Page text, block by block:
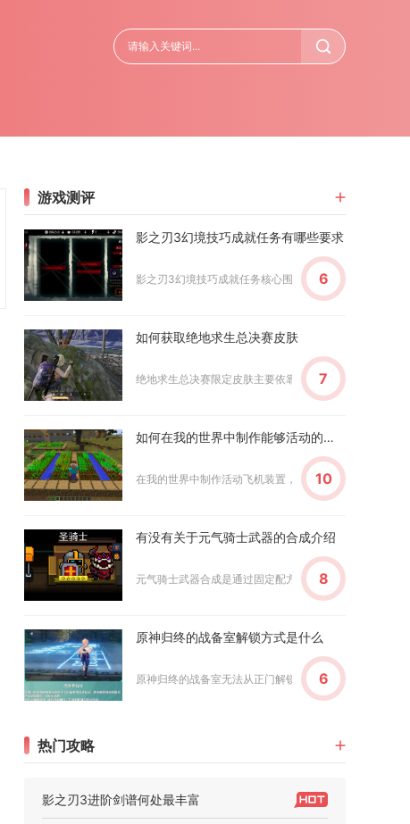
游戏测评
影之刃3幻境技巧成就任务有哪些要求
影之刃3幻境技巧成就任务核心围绕特定幻境通关、技能
6
如何获取绝地求生总决赛皮肤
绝地求生总决赛限定皮肤主要依靠赛事直播掉宝、冠军竞
7
如何在我的世界中制作能够活动的飞机装置
在我的世界中制作活动飞机装置，核心是利用粘液块、活
10
有没有关于元气骑士武器的合成介绍
元气骑士武器合成是通过固定配方将2-3把基础武器融合
8
原神归终的战备室解锁方式是什么
原神归终的战备室无法从正门解锁，需绕至建筑侧面从窗
6
热门攻略
影之刃3进阶剑谱何处最丰富